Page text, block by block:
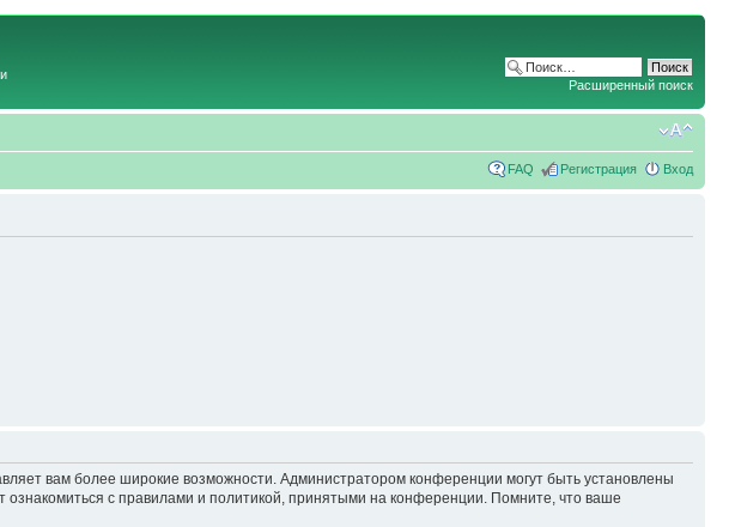
Расширенный поиск
FAQ Регистрация Вход
вам более широкие возможности. Администратором конференции могут быть установлены
ознакомиться с правилами и политикой, принятыми на конференции. Помните, что ваше